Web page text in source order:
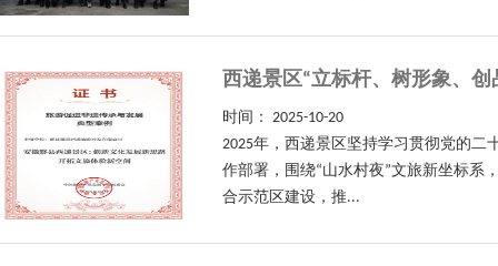
西递景区“立标杆、树形象、
时间： 2025-10-20
2025年，西递景区坚持学习贯彻党的
作部署，围绕“山水村夜”文旅新坐标系
合示范区建设，推...